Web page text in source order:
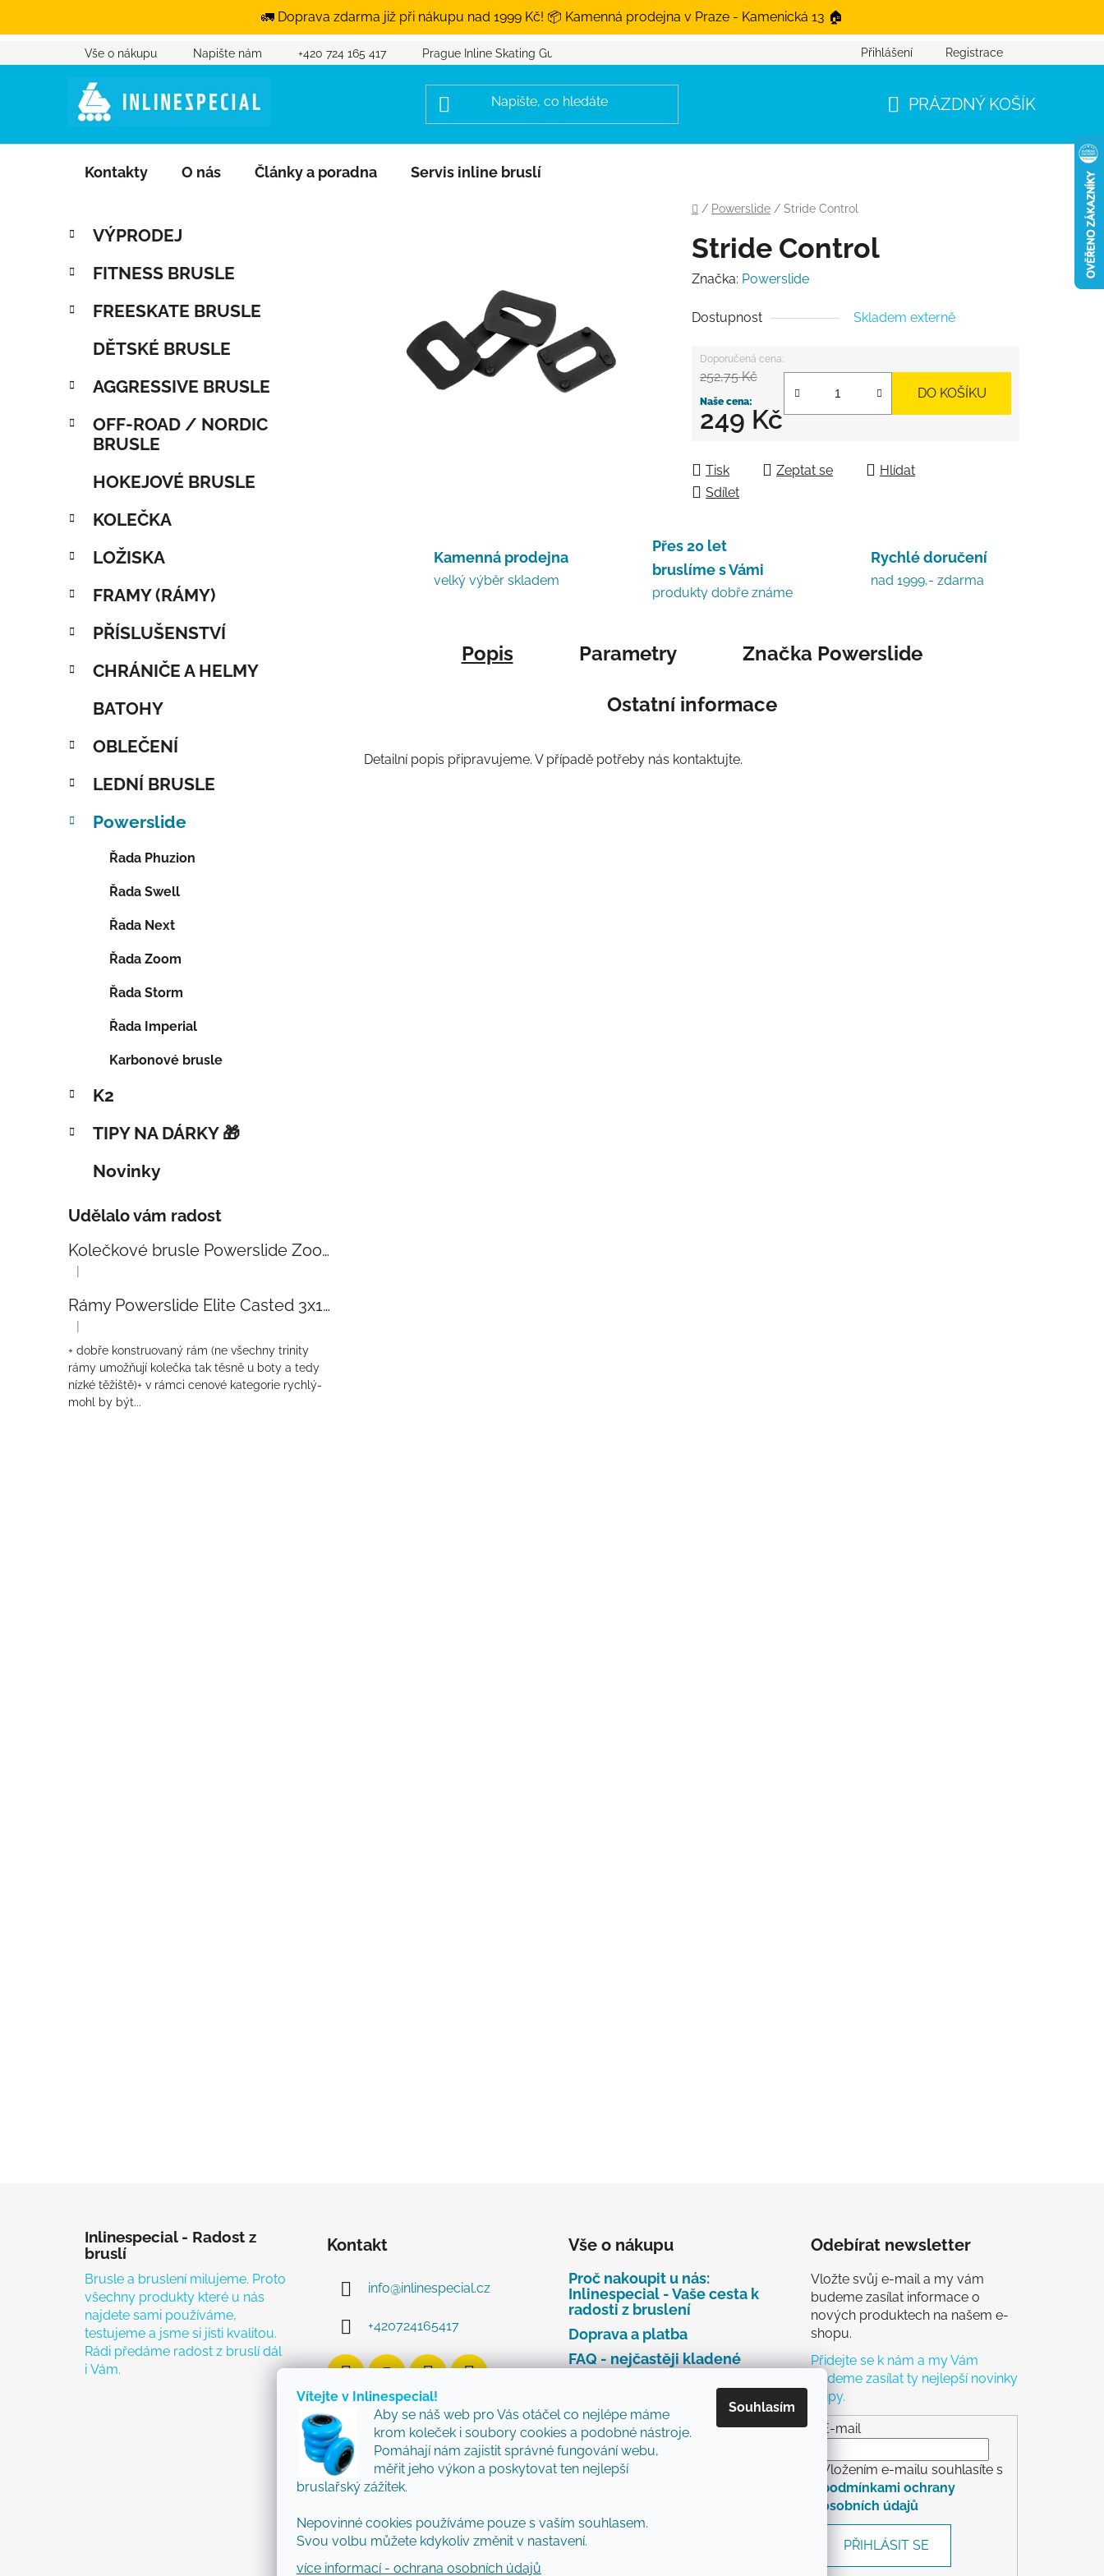
🚛 Doprava zdarma již při nákupu nad 1999 Kč! 📦 Kamenná prodejna v Praze - Kamenická 13 🏠
Vítejte v Inlinespecial!
Aby se náš web pro Vás otáčel co nejlépe máme
krom koleček i soubory cookies a podobné nástroje.
Pomáhají nám zajistit správné fungování webu,
měřit jeho výkon a poskytovat ten nejlepší
bruslařský zážitek.
Nepovinné cookies používáme pouze s vaším souhlasem.
Svou volbu můžete kdykoliv změnit v nastavení.
více informací - ochrana osobních údajů
Souhlasím
Přejít na obsah
Vše o nákupu Napište nám +420 724 165 417 Prague Inline Skating Guide Přihlášení Registrace
PRÁZDNÝ KOŠÍK
Kontakty O nás Články a poradna Servis inline bruslí
Domů
/ Powerslide / Stride Control
Postranní panel
Přeskočit kategorie
Kategorie
VÝPRODEJ
FITNESS BRUSLE
FREESKATE BRUSLE
DĚTSKÉ BRUSLE
AGGRESSIVE BRUSLE
OFF-ROAD / NORDIC
BRUSLE
HOKEJOVÉ BRUSLE
KOLEČKA
LOŽISKA
FRAMY (RÁMY)
PŘÍSLUŠENSTVÍ
CHRÁNIČE A HELMY
BATOHY
OBLEČENÍ
LEDNÍ BRUSLE
Powerslide
Řada Phuzion
Řada Swell
Řada Next
Řada Zoom
Řada Storm
Řada Imperial
Karbonové brusle
K2
TIPY NA DÁRKY 🎁
Novinky
Udělalo vám radost
Kolečkové brusle Powerslide Zoom Baby Blue 80
Hodnocení produktu je 5 z 5 hvězdiček.
|
Rámy Powerslide Elite Casted 3x110 Trinity 270mm
Hodnocení produktu je 4 z 5 hvězdiček.
|
+ dobře konstruovaný rám (ne všechny trinity
rámy umožňují kolečka tak těsně u boty a tedy
nízké těžiště)+ v rámci cenové kategorie rychlý-
mohl by být...
Stride Control
Značka: Powerslide
Dostupnost Skladem externě
252,75 Kč
249 Kč
DO KOŠÍKU
Tisk Zeptat se
Hlídat
Sdílet
Kamenná prodejna
velký výběr skladem
Přes 20 let
bruslíme s Vámi
produkty dobře známe
Rychlé doručení
nad 1999,- zdarma
Popis Parametry Značka Powerslide
Ostatní informace
Detailní popis připravujeme. V případě potřeby nás kontaktujte.
Inlinespecial - Radost z
bruslí
Brusle a bruslení milujeme. Proto
všechny produkty které u nás
najdete sami používáme,
testujeme a jsme si jisti kvalitou.
Rádi předáme radost z bruslí dál
i Vám.
Kontakt
info@inlinespecial.cz
+420724165417
Vše o nákupu
Proč nakoupit u nás:
Inlinespecial - Vaše cesta k
radosti z bruslení
Doprava a platba
FAQ - nejčastěji kladené
Najdete u nás tyto značky
Zásady ochrany osobních
údajů
Obchodní podmínky
nebo výměnu zboží
Odebírat newsletter
Vložte svůj e-mail a my vám
budeme zasílat informace o
nových produktech na našem e-
shopu.
Přidejte se k nám a my Vám
budeme zasílat ty nejlepší novinky
a tipy.
E-mail
Vložením e-mailu souhlasíte s
podmínkami ochrany
osobních údajů
PŘIHLÁSIT SE